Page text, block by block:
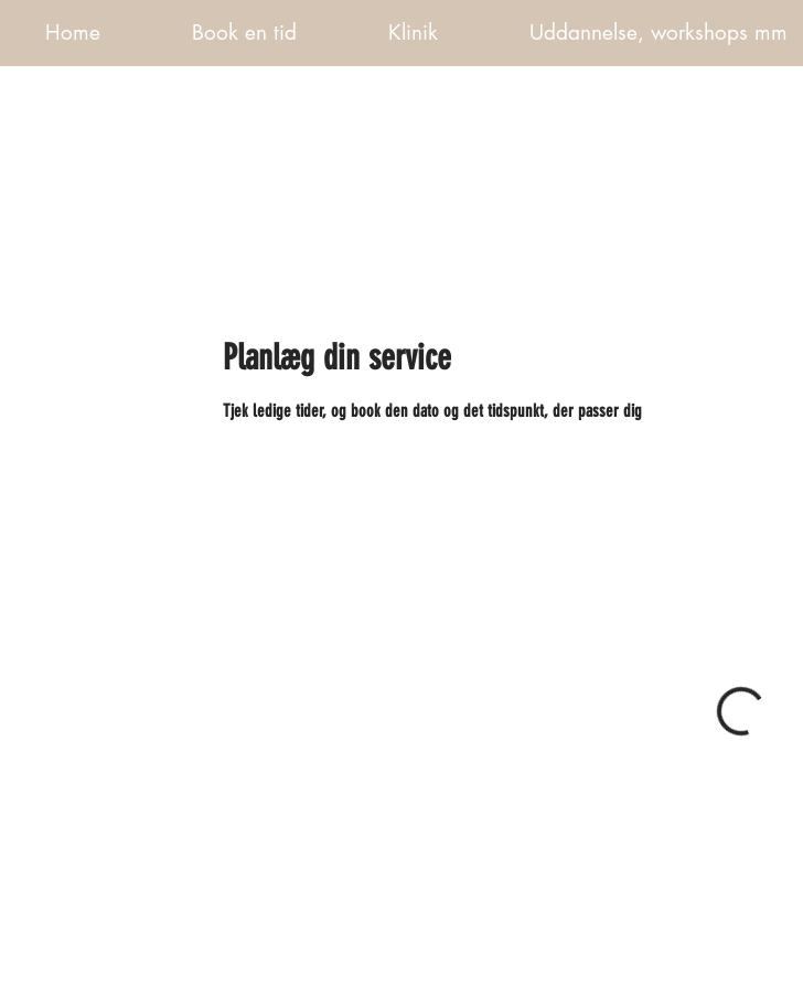
Home Book en tid Klinik Uddannelse, workshops mm
Planlæg din service
Tjek ledige tider, og book den dato og det tidspunkt, der passer dig